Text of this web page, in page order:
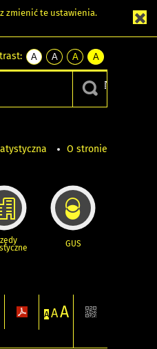
zmienić te ustawienia.
A
kontrast
A
kontrast
czarnym
A
kontrast
żółty
tekst
czarnym
A
kontrast
czarny
tekst
żółtym
O stronie
GUS
A AA